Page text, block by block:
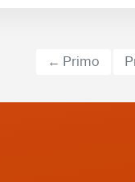
← Primo